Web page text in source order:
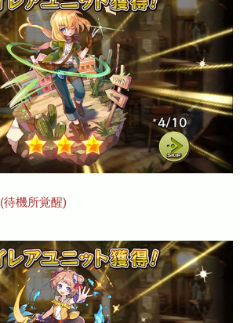
(待機所覚醒)